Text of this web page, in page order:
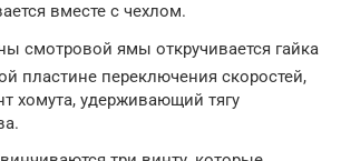
вместе с чехлом.
смотровой ямы откручивается гайка
пластине переключения скоростей,
хомута, удерживающий тягу